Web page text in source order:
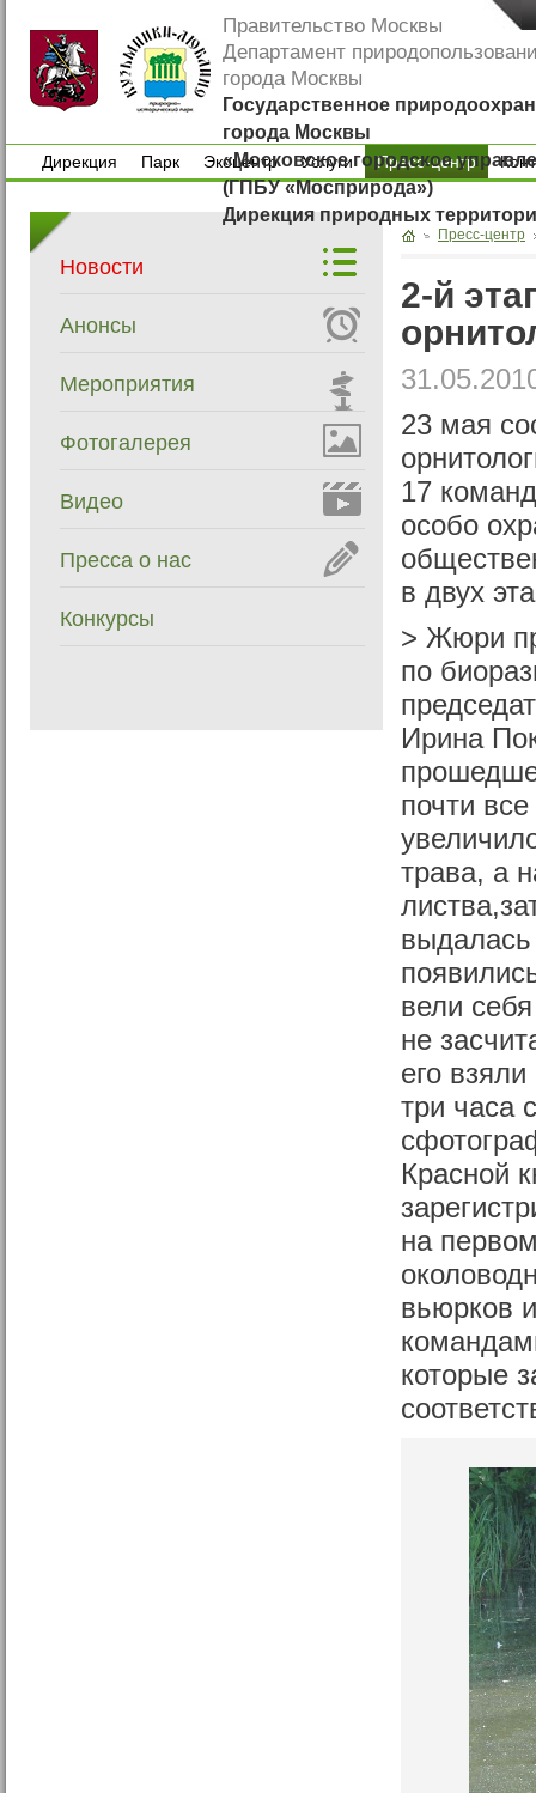
Правительство Москвы
Департамент
города Москвы
Государственное
города Москвы
«Московское городское
(ГПБУ «Мосприрода»)
Дирекция природных
Дирекция
Парк
Экоцентр
Экоцентр
Услуги
Услуги
Пресс-центр
Новости
Анонсы
Мероприятия
Фотогалерея
Видео
Пресса о нас
Конкурсы
Пресс-центр
2-й
23 мая
17
особо
в двух
> Жюри
по
Ирина
почти
трава, а
вели
не
его
три часа
Красной
на
вьюрков
которые